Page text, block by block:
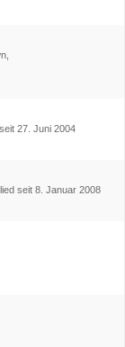
27. Juni 2004
seit 8. Januar 2008